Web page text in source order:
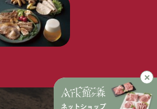
ネットショップ